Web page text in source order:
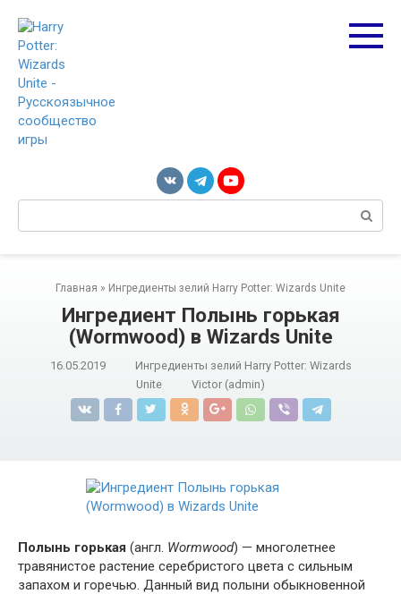
контенту
Главная » Ингредиенты зелий Harry Potter: Wizards Unite
Ингредиент Полынь горькая
(Wormwood) в Wizards Unite
16.05.2019
Ингредиенты зелий Harry Potter: Wizards
Unite
Victor (admin)
Полынь горькая (англ. Wormwood) — многолетнее
травянистое растение серебристого цвета с сильным
запахом и горечью. Данный вид полыни обыкновенной